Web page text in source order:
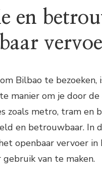
en
Bilbao te bezoeken,
manier om je door
zoals metro, tram en
en betrouwbaar. In
openbaar vervoer
gebruik van te maken.